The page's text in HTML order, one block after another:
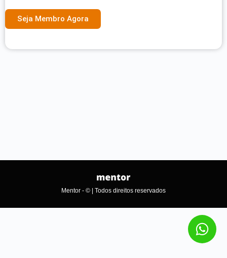
Seja Membro Agora
Mentor - © | Todos direitos reservados